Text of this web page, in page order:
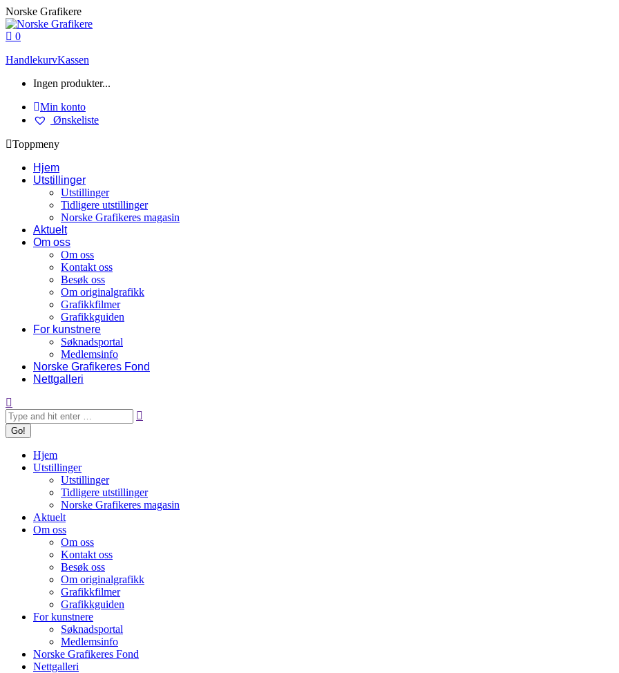
Skip
to
content
Norske Grafikere
0
HandlekurvKassen
Ingen produkter...
Min konto
Ønskeliste
Toppmeny
Hjem
Utstillinger
Utstillinger
Tidligere utstillinger
Norske Grafikeres magasin
Aktuelt
Om oss
Om oss
Kontakt oss
Besøk oss
Om originalgrafikk
Grafikkfilmer
Grafikkguiden
For kunstnere
Søknadsportal
Medlemsinfo
Norske Grafikeres Fond
Nettgalleri
Search:
Hjem
Utstillinger
Utstillinger
Tidligere utstillinger
Norske Grafikeres magasin
Aktuelt
Om oss
Om oss
Kontakt oss
Besøk oss
Om originalgrafikk
Grafikkfilmer
Grafikkguiden
For kunstnere
Søknadsportal
Medlemsinfo
Norske Grafikeres Fond
Nettgalleri